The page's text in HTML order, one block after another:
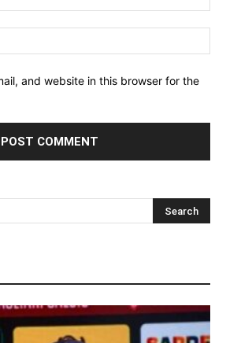
and website in this browser for the